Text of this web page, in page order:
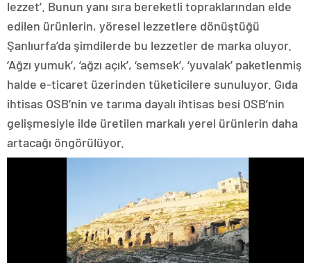
lezzet’. Bunun yanı sıra bereketli topraklarından elde
edilen ürünlerin, yöresel lezzetlere dönüştüğü
Şanlıurfa’da şimdilerde bu lezzetler de marka oluyor.
‘Ağzı yumuk’, ‘ağzı açık’, ‘semsek’, ‘yuvalak’ paketlenmiş
halde e-ticaret üzerinden tüketicilere sunuluyor. Gıda
ihtisas OSB’nin ve tarıma dayalı ihtisas besi OSB’nin
gelişmesiyle ilde üretilen markalı yerel ürünlerin daha
artacağı öngörülüyor.